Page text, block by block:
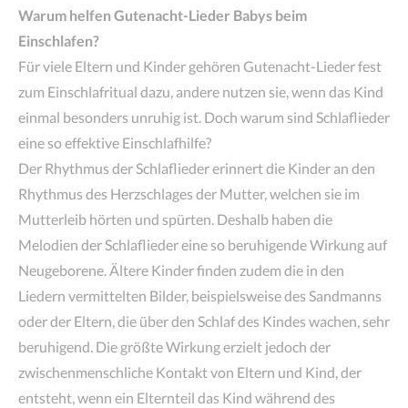
Warum helfen Gutenacht-Lieder Babys beim
Einschlafen?
Für viele Eltern und Kinder gehören Gutenacht-Lieder fest
zum Einschlafritual dazu, andere nutzen sie, wenn das Kind
einmal besonders unruhig ist. Doch warum sind Schlaflieder
eine so effektive Einschlafhilfe?
Der Rhythmus der Schlaflieder erinnert die Kinder an den
Rhythmus des Herzschlages der Mutter, welchen sie im
Mutterleib hörten und spürten. Deshalb haben die
Melodien der Schlaflieder eine so beruhigende Wirkung auf
Neugeborene. Ältere Kinder finden zudem die in den
Liedern vermittelten Bilder, beispielsweise des Sandmanns
oder der Eltern, die über den Schlaf des Kindes wachen, sehr
beruhigend. Die größte Wirkung erzielt jedoch der
zwischenmenschliche Kontakt von Eltern und Kind, der
entsteht, wenn ein Elternteil das Kind während des